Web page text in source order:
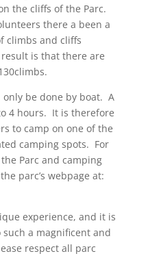
the cliffs of the Parc.
there a been a
climbs and cliffs
is that there are
be done by boat. A
4 hours. It is therefore
to camp on one of the
camping spots. For
Parc and camping
parc’s webpage at:
experience, and it is
a magnificent and
respect all parc